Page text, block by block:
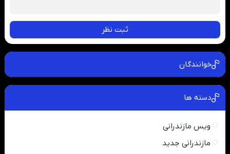
ثبت نظر
خوانندگان
دسته ها
ویس مازندرانی
مازندرانی جدید